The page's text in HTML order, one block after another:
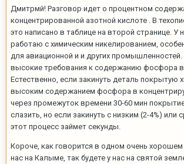
Дмитрмй! Разговор идет о процентном
концентрированной азотной кислоте . В
это написано в таблице на второй странице. У
работаю с химическим никелированием,
для авиационной и и других промышленностей.
высокие требования к содержанию фосфора в
Естественно, если закинуть деталь покрытую
высоким содержанием фосфора в
через промежуток времени 30-60 мин
слазить, но если закинуть с низким (2-4%) или
этот процесс займет секунды.
Короче, как говорится в одном очень
нас на Калыме, так будете у нас на святой